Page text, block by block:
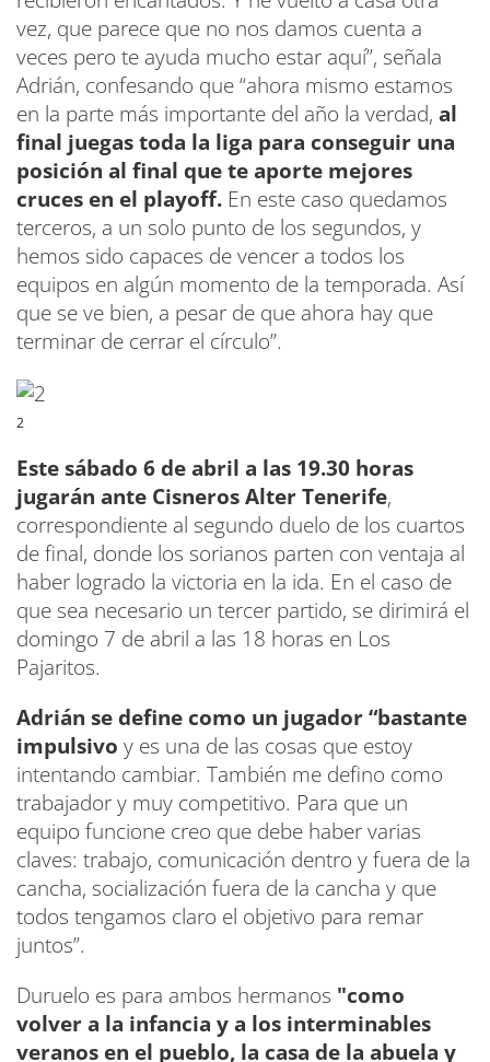
vez, que parece que no nos damos cuenta a
veces pero te ayuda mucho estar aquí”, señala
Adrián, confesando que “ahora mismo estamos
en la parte más importante del año la verdad, al
final juegas toda la liga para conseguir una
posición al final que te aporte mejores
cruces en el playoff. En este caso quedamos
terceros, a un solo punto de los segundos, y
hemos sido capaces de vencer a todos los
equipos en algún momento de la temporada. Así
que se ve bien, a pesar de que ahora hay que
terminar de cerrar el círculo”.
2
Este sábado 6 de abril a las 19.30 horas
jugarán ante Cisneros Alter Tenerife,
correspondiente al segundo duelo de los cuartos
de final, donde los sorianos parten con ventaja al
haber logrado la victoria en la ida. En el caso de
que sea necesario un tercer partido, se dirimirá el
domingo 7 de abril a las 18 horas en Los
Pajaritos.
Adrián se define como un jugador “bastante
impulsivo y es una de las cosas que estoy
intentando cambiar. También me defino como
trabajador y muy competitivo. Para que un
equipo funcione creo que debe haber varias
claves: trabajo, comunicación dentro y fuera de la
cancha, socialización fuera de la cancha y que
todos tengamos claro el objetivo para remar
juntos”.
Duruelo es para ambos hermanos "como
volver a la infancia y a los interminables
veranos en el pueblo, la casa de la abuela y